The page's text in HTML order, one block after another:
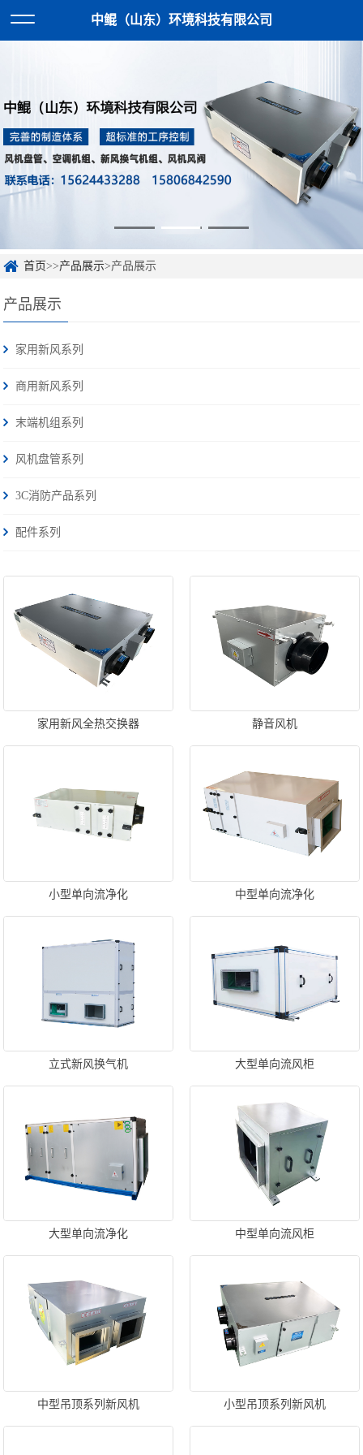
中鲲（山东）环境科技有限公司
首页>>产品展示>产品展示
产品展示
家用新风系列
商用新风系列
末端机组系列
风机盘管系列
3C消防产品系列
配件系列
家用新风全热交换器 静音风机
小型单向流净化 中型单向流净化
立式新风换气机 大型单向流风柜
大型单向流净化 中型单向流风柜
中型吊顶系列新风机 小型吊顶系列新风机